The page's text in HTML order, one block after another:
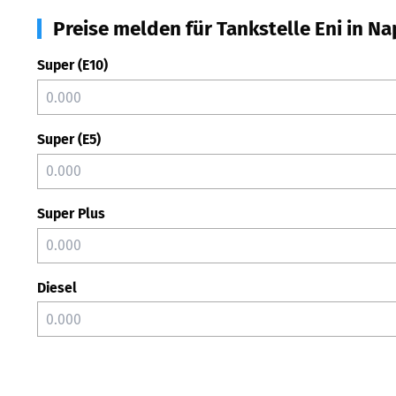
Preise melden für Tankstelle Eni in
Super (E10)
Super (E5)
Super Plus
Diesel